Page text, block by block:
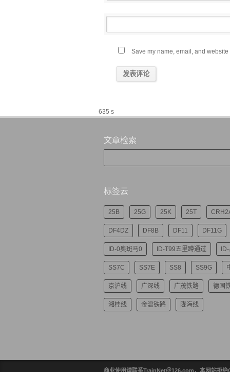
Save my name, email, and
635 s
文章检索
标签云
25B 25G 25K 25T
DF4DZ DF8B DF11 DF11G
ID-0奥斑马0 ID-T99五里蹲通过
SS7C SS7E SS8 SS9G
京沪线 广深线 广茂铁路 德国
湘桂线 金温铁路 陇海线
商业使用请联系TrainNet＠126.com，本网站拒绝